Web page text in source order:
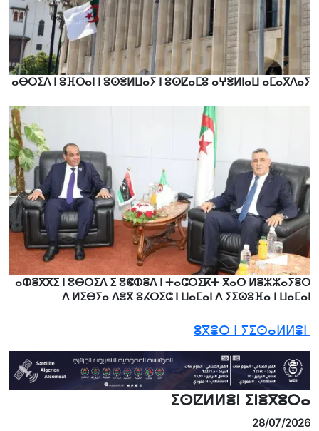
ⴰⴱⵔⵉⴷ ⵏ ⵓⴼⵔⴰⵏ ⵏ ⵓⵙⴻⵍⵡⴰⵢ ⵏ ⵓⵙⵇⴰⵎⵓ ⴰⵖⴻⵍⵏⴰⵡ ⴰⵎⴰⴳⴷⴰⵢ
ⴰⵀⴻⴳⴳⵉ ⵏ ⵓⴱⵔⵉⴷ ⵉ ⵓⵞⵀⴻⴷ ⵏ ⵜⴰⵛⵔⵉⴽⵜ ⴳⴰⵔ ⵍⴻⵣⵣⴰⵢⴻⵔ
ⴷ ⵍⵉⴱⵢⴰ ⴷⴻⴳ ⵓⵃⵔⵉⵛ ⵏ ⵡⴰⵎⴰⵏ ⴷ ⵢⵉⵙⵓⴼⴰ ⵏ ⵡⴰⵎⴰⵏ
ⵉⵙⵇⵍⵍⴻⵏ ⵉⵏⴻⴳⵓⵔⴰ
28/07/2026